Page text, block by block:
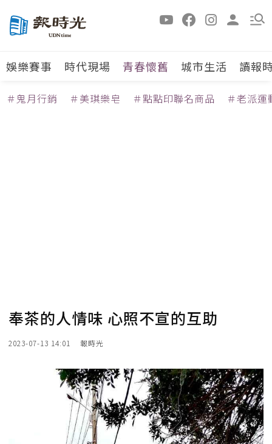
娛樂賽事 時代現場 青春懷舊 城市生活 讀報
＃鬼月行銷 ＃美琪樂皂 ＃點點印聯名商品 ＃老派運
奉茶的人情味 心照不宣的互助
2023-07-13 14:01 報時光